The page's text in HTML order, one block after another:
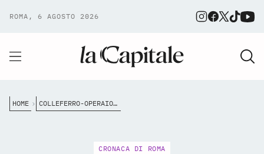
ROMA, 6 AGOSTO 2026
HOME COLLEFERRO-OPERAIO-MUORE-SCHIACCIATO-DA-UN-TRASFORMATORE-SONO-GI%C3%A0-9-LE-VITTIME-SUL-LAVORO-NEI-PRIMI-13-GIORNI-DEL-2026
CRONACA DI ROMA